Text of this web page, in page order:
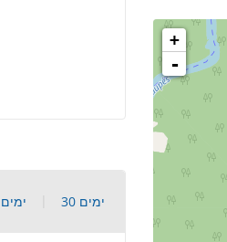
14 ימים 30 ימים
+
-